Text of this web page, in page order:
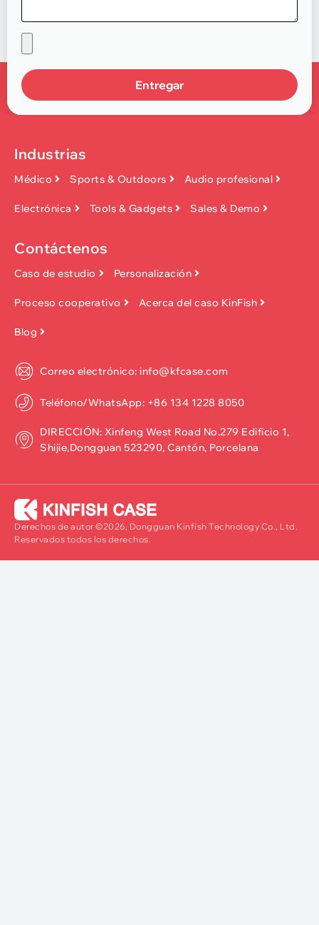
Entregar
Industrias
Médico Sports & Outdoors Audio profesional
Electrónica Tools & Gadgets Sales & Demo
Contáctenos
Caso de estudio Personalización
Proceso cooperativo Acerca del caso KinFish
Blog
Correo electrónico: info@kfcase.com
Teléfono/WhatsApp: +86 134 1228 8050
DIRECCIÓN: Xinfeng West Road No.279 Edificio 1,
Shijie,Dongguan 523290, Cantón, Porcelana
Derechos de autor ©2026, Dongguan Kinfish Technology Co., Ltd.
Reservados todos los derechos.